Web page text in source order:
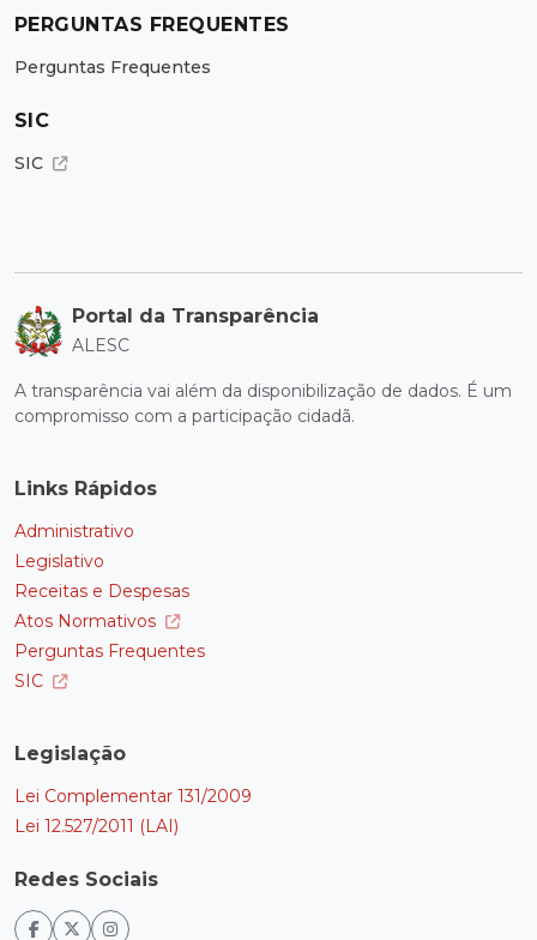
PERGUNTAS FREQUENTES
Perguntas Frequentes
SIC
SIC
Portal da Transparência
ALESC
A transparência vai além da disponibilização de dados. É um
compromisso com a participação cidadã.
Links Rápidos
Administrativo
Legislativo
Receitas e Despesas
Atos Normativos
Perguntas Frequentes
SIC
Legislação
Lei Complementar 131/2009
Lei 12.527/2011 (LAI)
Redes Sociais